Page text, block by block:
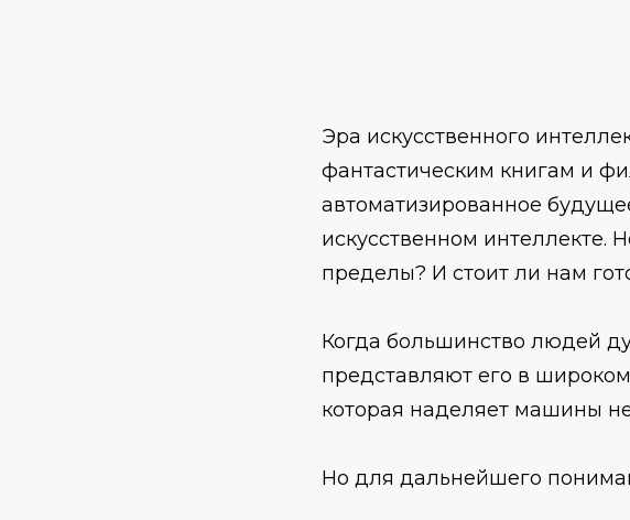
Эра искусственного
фантастическим книгам и
автоматизированное
искусственном интеллекте.
пределы? И стоит ли нам
Когда большинство людей
представляют его в
которая наделяет машины
Но для дальнейшего